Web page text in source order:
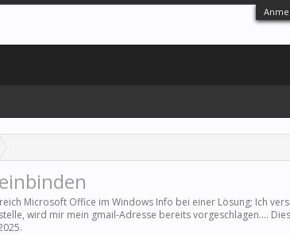
Microsoft Office im Windows Info bei einer Lösung; Ich
wird mir mein gmail-Adresse bereits vorgeschlagen....
.